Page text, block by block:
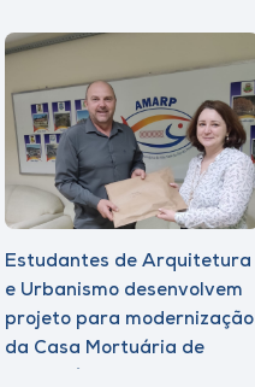
Estudantes de Arquitetura
e Urbanismo desenvolvem
projeto para modernização
da Casa Mortuária de